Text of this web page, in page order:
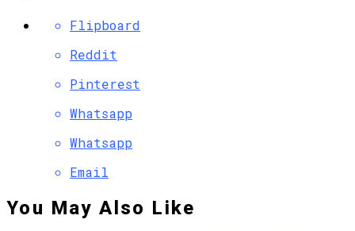
Flipboard
Reddit
Pinterest
Whatsapp
Whatsapp
Email
You May Also Like